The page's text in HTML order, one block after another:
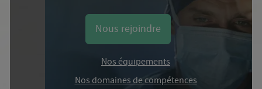
Nous rejoindre
Nos équipements
Nos domaines de compétences